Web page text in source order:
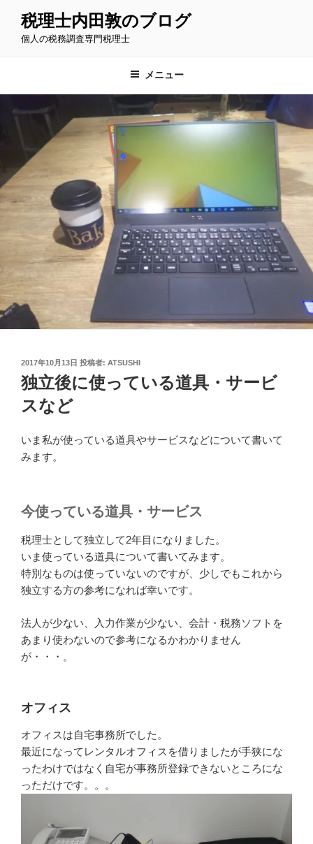
税理士内田敦のブログ
個人の税務調査専門税理士
メニュー
投
稿
日:
2017年10月13日 投稿者: ATSUSHI
独立後に使っている道具・サービ
スなど
いま私が使っている道具やサービスなどについて書いて
みます。
今使っている道具・サービス
税理士として独立して2年目になりました。
いま使っている道具について書いてみます。
特別なものは使っていないのですが、少しでもこれから
独立する方の参考になれば幸いです。
法人が少ない、入力作業が少ない、会計・税務ソフトを
あまり使わないので参考になるかわかりません
が・・・。
オフィス
オフィスは自宅事務所でした。
最近になってレンタルオフィスを借りましたが手狭にな
ったわけではなく自宅が事務所登録できないところにな
っただけです。。。